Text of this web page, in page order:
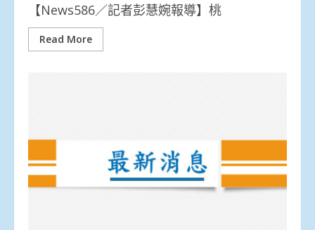
【News586／記者彭慧婉報導】桃
Read More